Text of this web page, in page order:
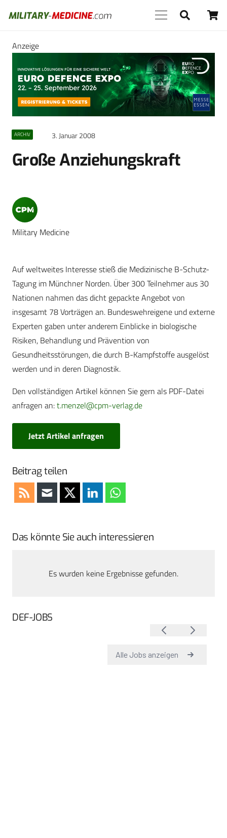
Anzeige
ARCHIV 3. Januar 2008
Große Anziehungskraft
Military Medicine
Auf weltweites Interesse stieß die Medizinische B-Schutz-
Tagung im Münchner Norden. Über 300 Teilnehmer aus 30
Nationen nahmen das dicht gepackte Angebot von
insgesamt 78 Vorträgen an. Bundeswehreigene und externe
Experten gaben unter anderem Einblicke in biologische
Risiken, Behandlung und Prävention von
Gesundheitsstörungen, die durch B-Kampfstoffe ausgelöst
werden und in deren Diagnostik.
Den vollständigen Artikel können Sie gern als PDF-Datei
anfragen an:t.menzel@cpm-verlag.de
Jetzt Artikel anfragen
Beitrag teilen
Das könnte Sie auch interessieren
Es wurden keine Ergebnisse gefunden.
DEF-JOBS